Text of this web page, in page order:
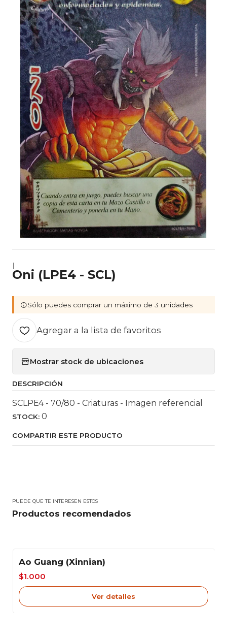
|
Oni (LPE4 - SCL)
Sólo puedes comprar un máximo de 3 unidades
Agregar a la lista de favoritos
Mostrar stock de ubicaciones
DESCRIPCIÓN
SCLPE4 - 70/80 - Criaturas - Imagen referencial
STOCK: 0
COMPARTIR ESTE PRODUCTO
PUEDE QUE TE INTERESEN ESTOS
Productos recomendados
-33%
Agotado
Ao Guang (Xinnian)
$1.000
Ver detalles